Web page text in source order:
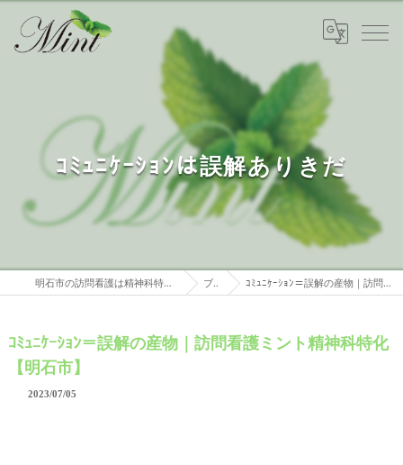
ｺﾐｭﾆｹｰｼｮﾝは誤解ありきだ
明石市の訪問看護は精神科特化 訪問看護ステーションミント ブログ ｺﾐｭﾆｹｰｼｮﾝ＝誤解の産物｜訪問看護ミント精神科特化【明石市】
ｺﾐｭﾆｹｰｼｮﾝ＝誤解の産物｜訪問看護ミント精神科特化
【明石市】
2023/07/05